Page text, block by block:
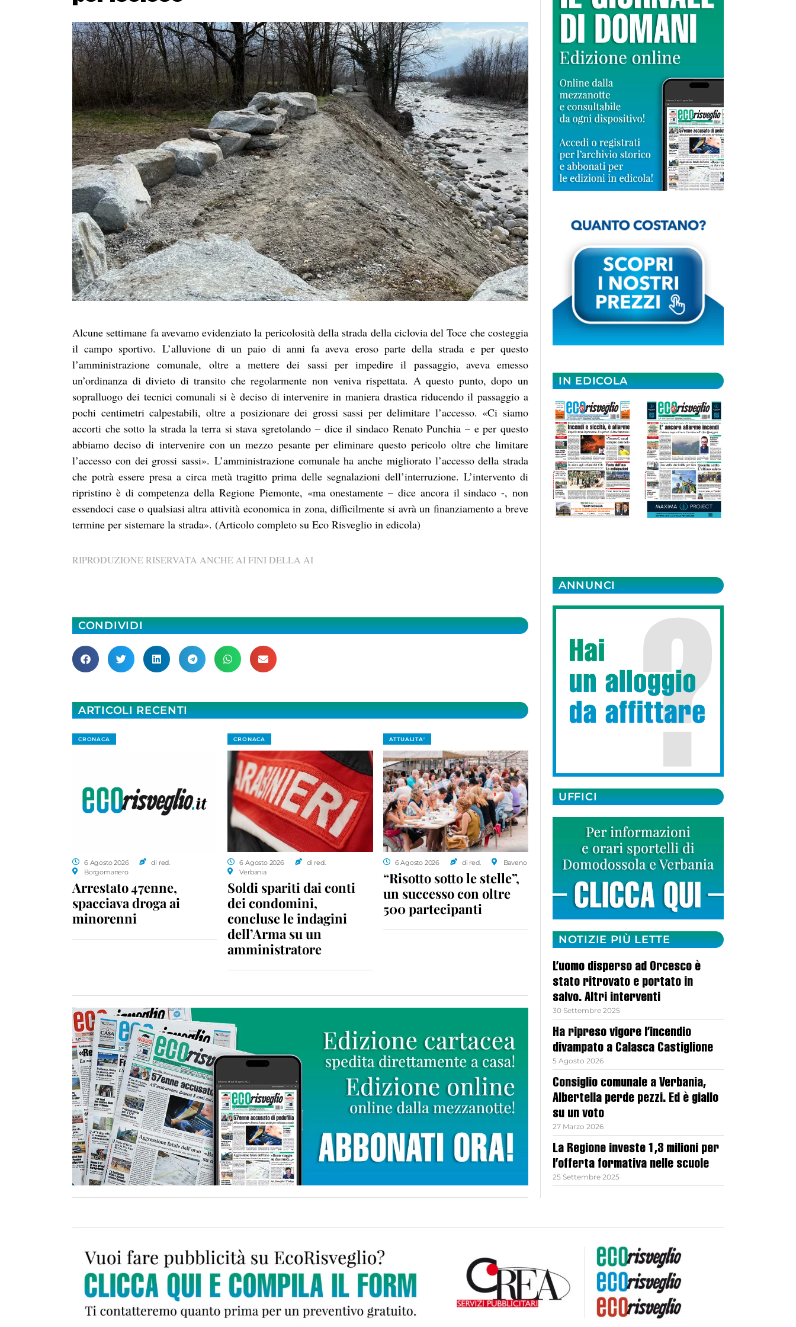
Alcune settimane fa avevamo evidenziato la pericolosità della strada della ciclovia del Toce che costeggia
il campo sportivo. L’alluvione di un paio di anni fa aveva eroso parte della strada e per questo
l’amministrazione comunale, oltre a mettere dei sassi per impedire il passaggio, aveva emesso
un’ordinanza di divieto di transito che regolarmente non veniva rispettata. A questo punto, dopo un
sopralluogo dei tecnici comunali si è deciso di intervenire in maniera drastica riducendo il passaggio a
pochi centimetri calpestabili, oltre a posizionare dei grossi sassi per delimitare l’accesso. «Ci siamo
accorti che sotto la strada la terra si stava sgretolando – dice il sindaco Renato Punchia – e per questo
abbiamo deciso di intervenire con un mezzo pesante per eliminare questo pericolo oltre che limitare
l’accesso con dei grossi sassi». L’amministrazione comunale ha anche migliorato l’accesso della strada
che potrà essere presa a circa metà tragitto prima delle segnalazioni dell’interruzione. L’intervento di
ripristino è di competenza della Regione Piemonte, «ma onestamente – dice ancora il sindaco -, non
essendoci case o qualsiasi altra attività economica in zona, difficilmente si avrà un finanziamento a breve
termine per sistemare la strada». (Articolo completo su Eco Risveglio in edicola)
RIPRODUZIONE RISERVATA ANCHE AI FINI DELLA AI
CONDIVIDI
ARTICOLI RECENTI
CRONACA
6 Agosto 2026
di red.
Borgomanero
Arrestato 47enne,
spacciava droga ai
minorenni
CRONACA
6 Agosto 2026
di red.
Verbania
Soldi spariti dai conti
dei condomini,
concluse le indagini
dell’Arma su un
amministratore
ATTUALITA'
6 Agosto 2026 di red. Baveno
“Risotto sotto le stelle”,
un successo con oltre
500 partecipanti
IN EDICOLA
ANNUNCI
UFFICI
NOTIZIE PIÙ LETTE
L’uomo disperso ad Orcesco è
stato ritrovato e portato in
salvo. Altri interventi
30 Settembre 2025
Ha ripreso vigore l’incendio
divampato a Calasca Castiglione
5 Agosto 2026
Consiglio comunale a Verbania,
Albertella perde pezzi. Ed è giallo
su un voto
27 Marzo 2026
La Regione investe 1,3 milioni per
l’offerta formativa nelle scuole
25 Settembre 2025